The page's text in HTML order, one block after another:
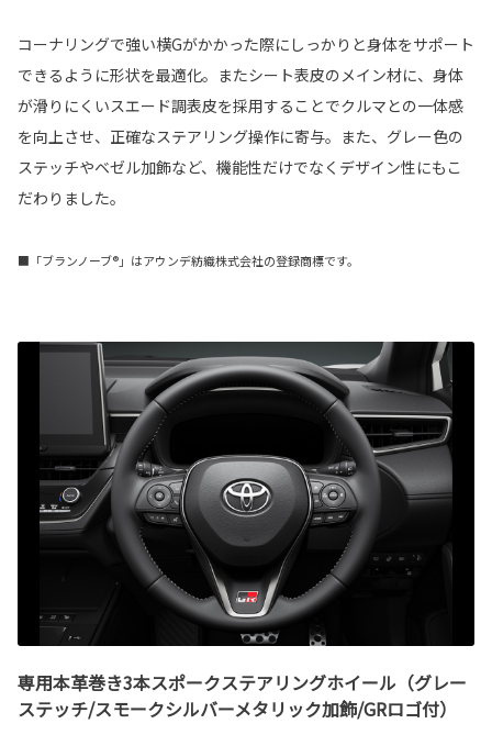
コーナリングで強い横Gがかかった際にしっかりと身体をサポート
できるように形状を最適化。またシート表皮のメイン材に、身体
が滑りにくいスエード調表皮を採用することでクルマとの一体感
を向上させ、正確なステアリング操作に寄与。また、グレー色の
ステッチやベゼル加飾など、機能性だけでなくデザイン性にもこ
だわりました。
■「ブランノーブ®」はアウンデ紡織株式会社の登録商標です。
専用本革巻き3本スポークステアリングホイール（グレー
ステッチ/スモークシルバーメタリック加飾/GRロゴ付）